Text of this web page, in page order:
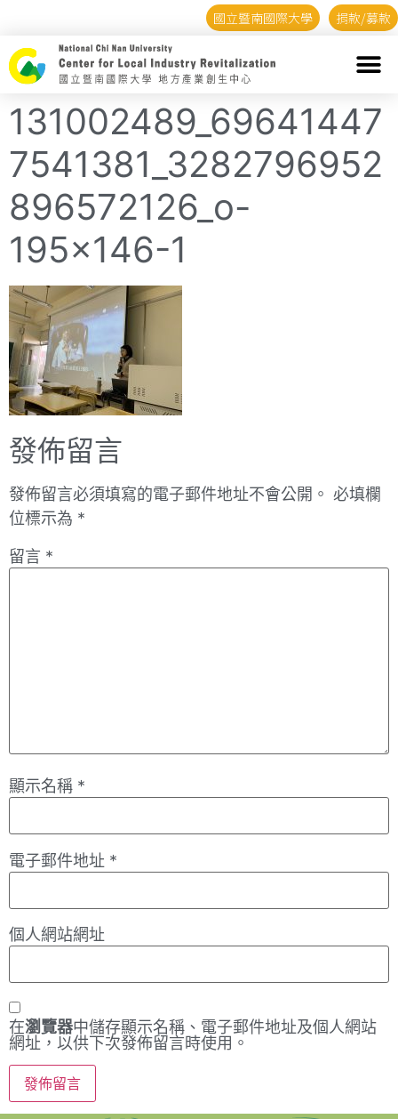
國立暨南國際大學 捐款/募款
131002489_69641447
7541381_3282796952
896572126_o-
195×146-1
發佈留言
發佈留言必須填寫的電子郵件地址不會公開。 必填欄
位標示為 *
留言 *
顯示名稱 *
電子郵件地址 *
個人網站網址
在瀏覽器中儲存顯示名稱、電子郵件地址及個人網站
網址，以供下次發佈留言時使用。